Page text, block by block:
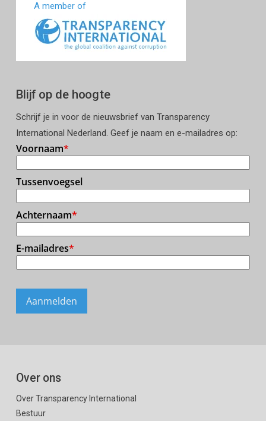
A member of
Blijf op de hoogte
Schrijf je in voor de nieuwsbrief van Transparency
International Nederland. Geef je naam en e-mailadres op:
Over ons
Over Transparency International
Bestuur